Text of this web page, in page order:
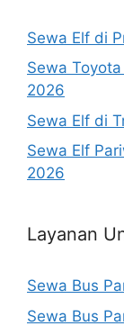
Sewa Elf di
Sewa
2026
Sewa Elf di
Sewa Elf
2026
Layanan
Sewa Bus
Sewa Bus